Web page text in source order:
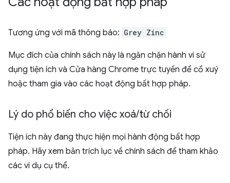
Tương ứng với mã thông báo: Grey Zinc
Mục đích của chính sách này là ngăn chặn hành vi sử
dụng tiện ích và Cửa hàng Chrome trực tuyến để cổ xuý
hoặc tham gia vào các hoạt động bất hợp pháp.
Lý do phổ biến cho việc xoá/từ chối
Tiện ích này đang thực hiện mọi hành động bất hợp
pháp. Hãy xem bản trích lục về chính sách để tham khảo
các ví dụ cụ thể.